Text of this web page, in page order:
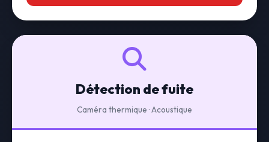
Détection de fuite
Caméra thermique · Acoustique